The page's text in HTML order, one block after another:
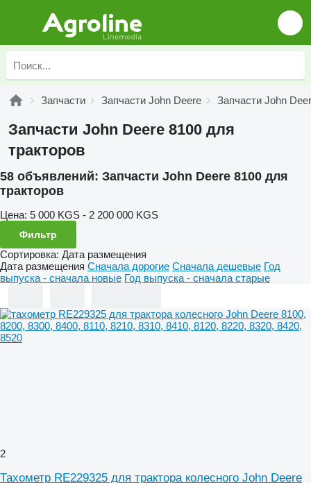
Запчасти Запчасти John Deere Запчасти John
Запчасти John Deere 8100 для
тракторов
58 объявлений: Запчасти John Deere 8100 для
тракторов
Цена: 5 000 KGS - 2 200 000 KGS
Фильтр
Сортировка: Дата размещения
Дата размещения Сначала дорогие Сначала дешевые Год
выпуска - сначала новые Год выпуска - сначала старые
2
Тахометр RE229325 для трактора колесного John Deere